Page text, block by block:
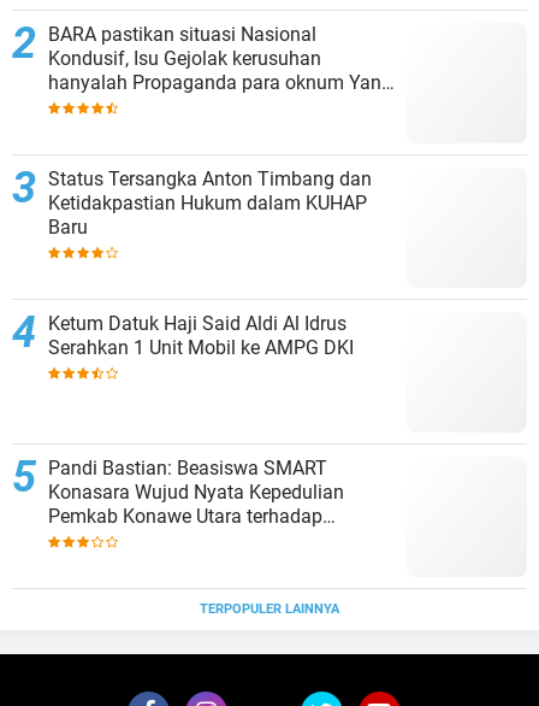
BARA pastikan situasi Nasional
Kondusif, Isu Gejolak kerusuhan
hanyalah Propaganda para oknum Yang
tidak cinta NKRI!!!
Status Tersangka Anton Timbang dan
Ketidakpastian Hukum dalam KUHAP
Baru
Ketum Datuk Haji Said Aldi Al Idrus
Serahkan 1 Unit Mobil ke AMPG DKI
Pandi Bastian: Beasiswa SMART
Konasara Wujud Nyata Kepedulian
Pemkab Konawe Utara terhadap
Pendidikan
TERPOPULER LAINNYA